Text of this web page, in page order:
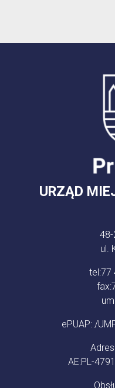
URZĄD
48-
ul.
tel:77
fax:
ePUAP: /
AE:PL-